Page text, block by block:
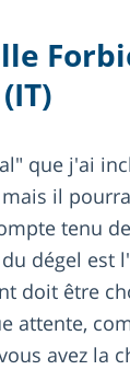
que j'ai
il
tenu
dégel est
doit être
attente,
avez la